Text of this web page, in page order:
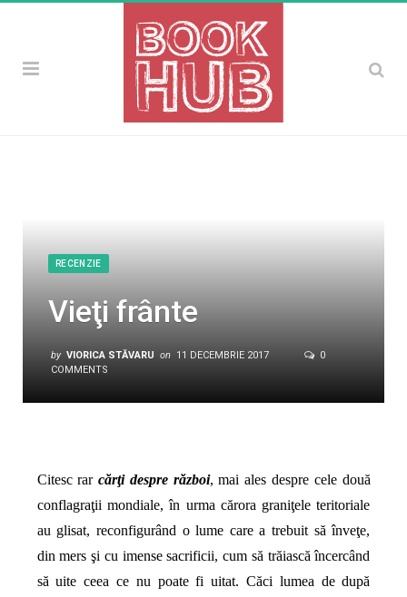
RECENZIE
Vieţi frânte
by VIORICA STĂVARU on 11 DECEMBRIE 2017
0
COMMENTS
Citesc rarcărţi despre război, mai ales despre cele două
conflagraţii mondiale, în urma cărora graniţele teritoriale
au glisat, reconfigurând o lume care a trebuit să înveţe,
din mers şi cu imense sacrificii, cum să trăiască încercând
să uite ceea ce nu poate fi uitat. Căci lumea de după